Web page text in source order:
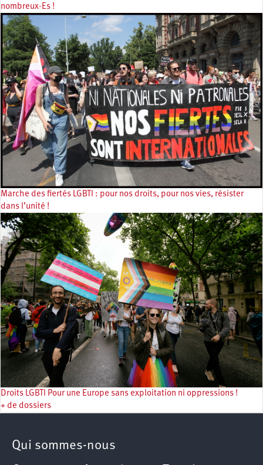
nombreux·Es !
Marche des fiertés LGBTI : pour nos droits, pour nos vies, résister
dans l’unité !
Droits LGBTI Pour une Europe sans exploitation ni oppressions !
+ de dossiers
Qui sommes-nous